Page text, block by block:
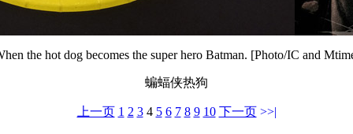
the hot dog becomes the super hero Batman. [Photo/IC and
蝙蝠侠热狗
上一页 1 2 3 4 5 6 7 8 9 10 下一页 >>|